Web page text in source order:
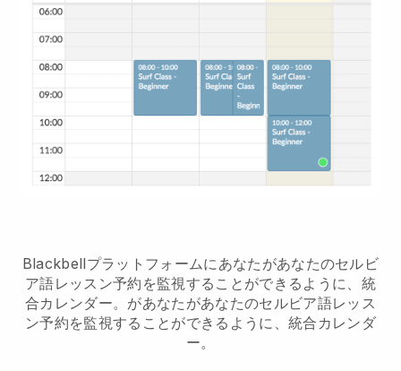
Blackbellプラットフォームに あなたがあなたのセルビ
ア語レッスン予約を監視することができるように、統
合カレンダー。 があなたがあなたのセルビア語レッス
ン予約を監視することができるように、統合カレンダ
ー。